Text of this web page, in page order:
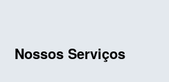
Nossos Serviços